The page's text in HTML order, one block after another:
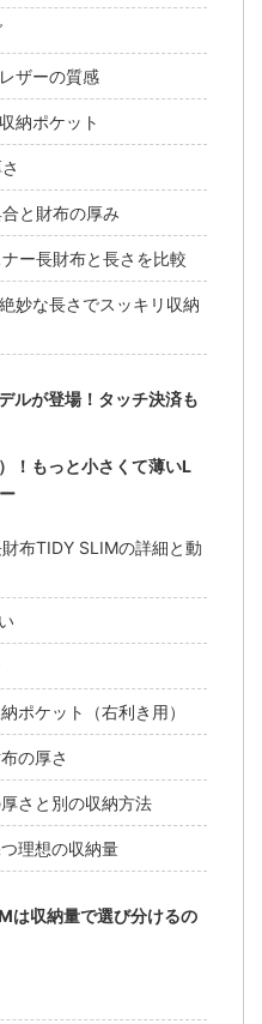
ザーの質感
納ポケット
と財布の厚み
ー長財布と長さを比較
妙な長さでスッキリ収納
ルが登場！タッチ決済も
！もっと小さくて薄いL
布TIDY SLIMの詳細と動
ポケット（右利き用）
の厚さ
さと別の収納方法
理想の収納量
は収納量で選び分けるの